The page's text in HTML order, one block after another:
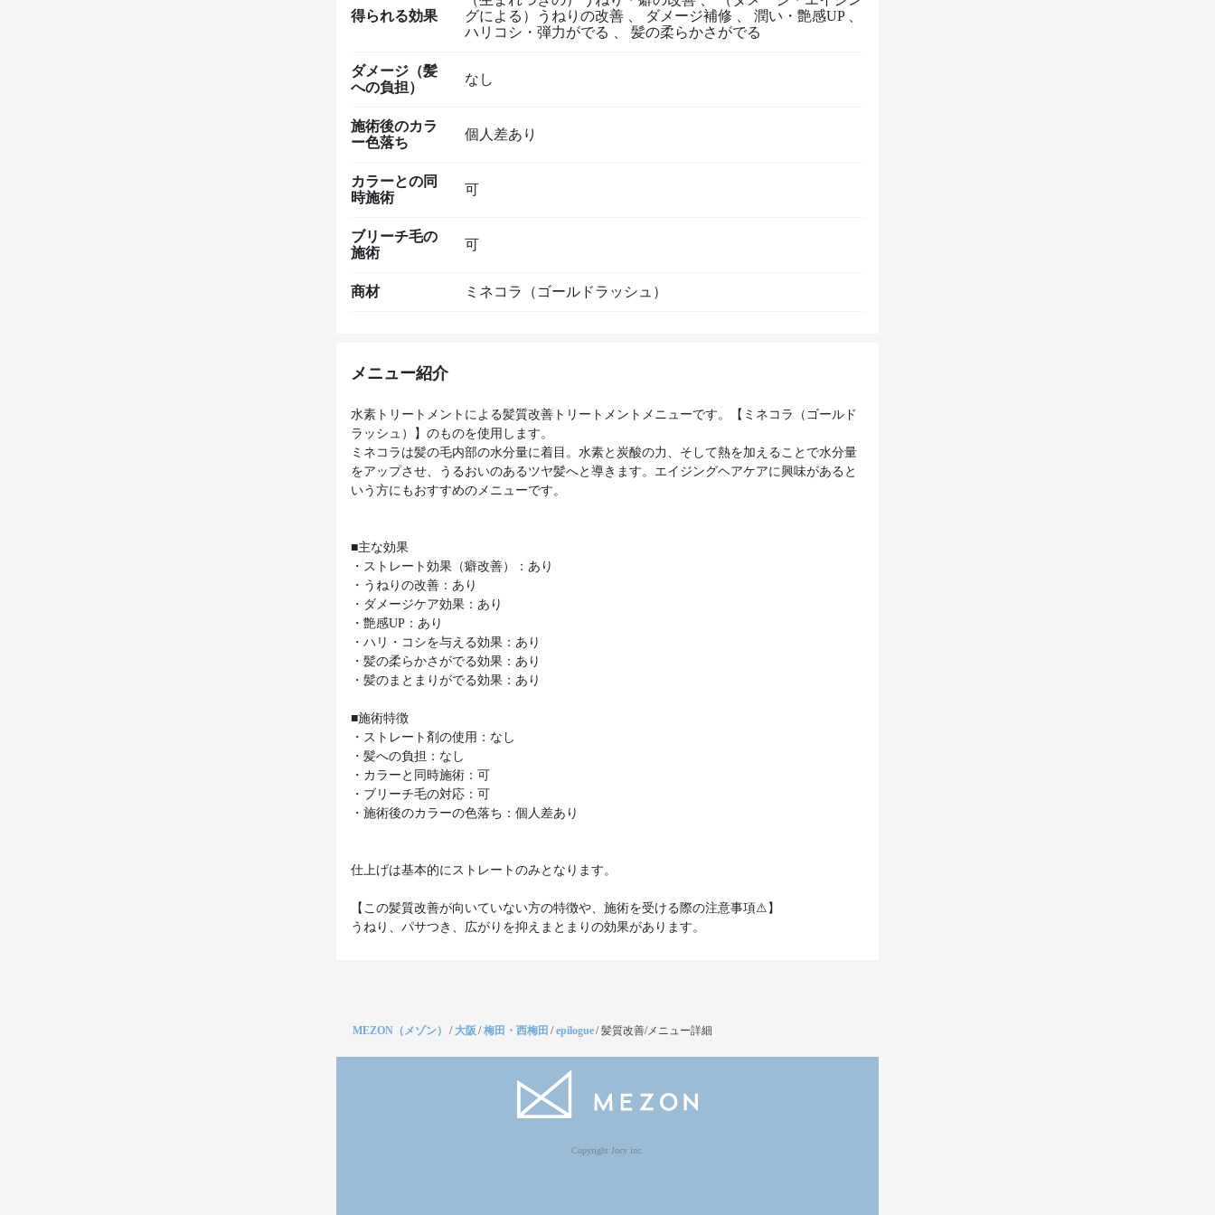
得られる効果
グによる）うねりの改善 、 ダメージ補修 、 潤い・艶感UP 、
ハリコシ・弾力がでる 、 髪の柔らかさがでる
ダメージ（髪
への負担）
なし
施術後のカラ
ー色落ち
個人差あり
カラーとの同
時施術
可
ブリーチ毛の
施術
可
商材 ミネコラ（ゴールドラッシュ）
メニュー紹介
水素トリートメントによる髪質改善トリートメントメニューです。【ミネコラ（ゴールド
ラッシュ）】のものを使用します。
ミネコラは髪の毛内部の水分量に着目。水素と炭酸の力、そして熱を加えることで水分量
をアップさせ、うるおいのあるツヤ髪へと導きます。エイジングヘアケアに興味があると
いう方にもおすすめのメニューです。
■主な効果
・ストレート効果（癖改善）：あり
・うねりの改善：あり
・ダメージケア効果：あり
・艶感UP：あり
・ハリ・コシを与える効果：あり
・髪の柔らかさがでる効果：あり
・髪のまとまりがでる効果：あり
■施術特徴
・ストレート剤の使用：なし
・髪への負担：なし
・カラーと同時施術：可
・ブリーチ毛の対応：可
・施術後のカラーの色落ち：個人差あり
仕上げは基本的にストレートのみとなります。
【この髪質改善が向いていない方の特徴や、施術を受ける際の注意事項⚠】
うねり、パサつき、広がりを抑えまとまりの効果があります。
MEZON（メゾン） /大阪 /梅田・西梅田 /epilogue/髪質改善/メニュー詳細
Copyright Jocy inc.